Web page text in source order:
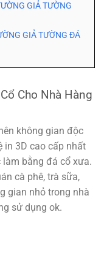
GIẢ TƯỜNG
GIẢ TƯỜNG ĐÁ
Cho Nhà Hàng
không gian độc
in 3D cao cấp nhất
bằng đá cổ xưa.
cà phê, trà sữa,
gian nhỏ trong nhà
sử dụng ok.